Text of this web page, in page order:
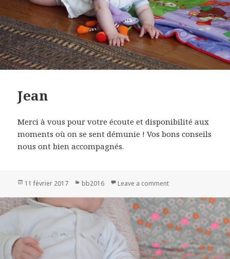
Jean
Merci à vous pour votre écoute et disponibilité aux
moments où on se sent démunie ! Vos bons conseils
nous ont bien accompagnés.
Publié
11 février 2017 Catégories
bb2016 Leave a comment